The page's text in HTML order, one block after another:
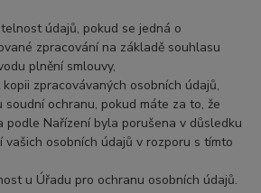
údajů, pokud se jedná o
zpracování na základě souhlasu
plnění smlouvy,
zpracovávaných osobních údajů,
soudní ochranu, pokud máte za to, že
podle Nařízení byla porušena v důsledku
vašich osobních údajů v rozporu s tímto
u Úřadu pro ochranu osobních údajů.